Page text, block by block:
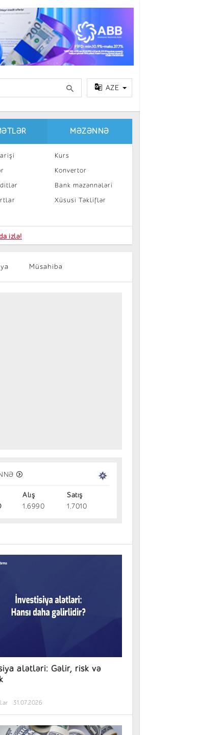
AZE
MƏZƏNNƏ
Kurs
Konvertor
Bank məzənnələri
Xüsusi Təkliflər
izlə!
Müsahibə
alətləri: Gəlir, risk və
31.07.2026
Alış
Satış
1.6990 1.7010
alətləri: Gəlir, risk və
31.07.2026